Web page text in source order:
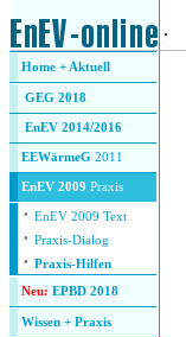
.
Home + Aktuell
GEG 2018
EnEV 2014/2016
EEWärmeG 2011
EnEV 2009 Praxis
· EnEV 2009 Text
· Praxis-Dialog
· Praxis-Hilfen
Neu: EPBD 2018
Wissen + Praxis